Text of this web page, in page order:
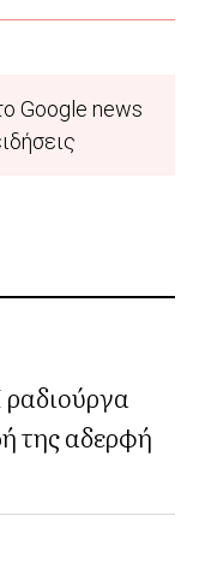
Google news
της αδερφή